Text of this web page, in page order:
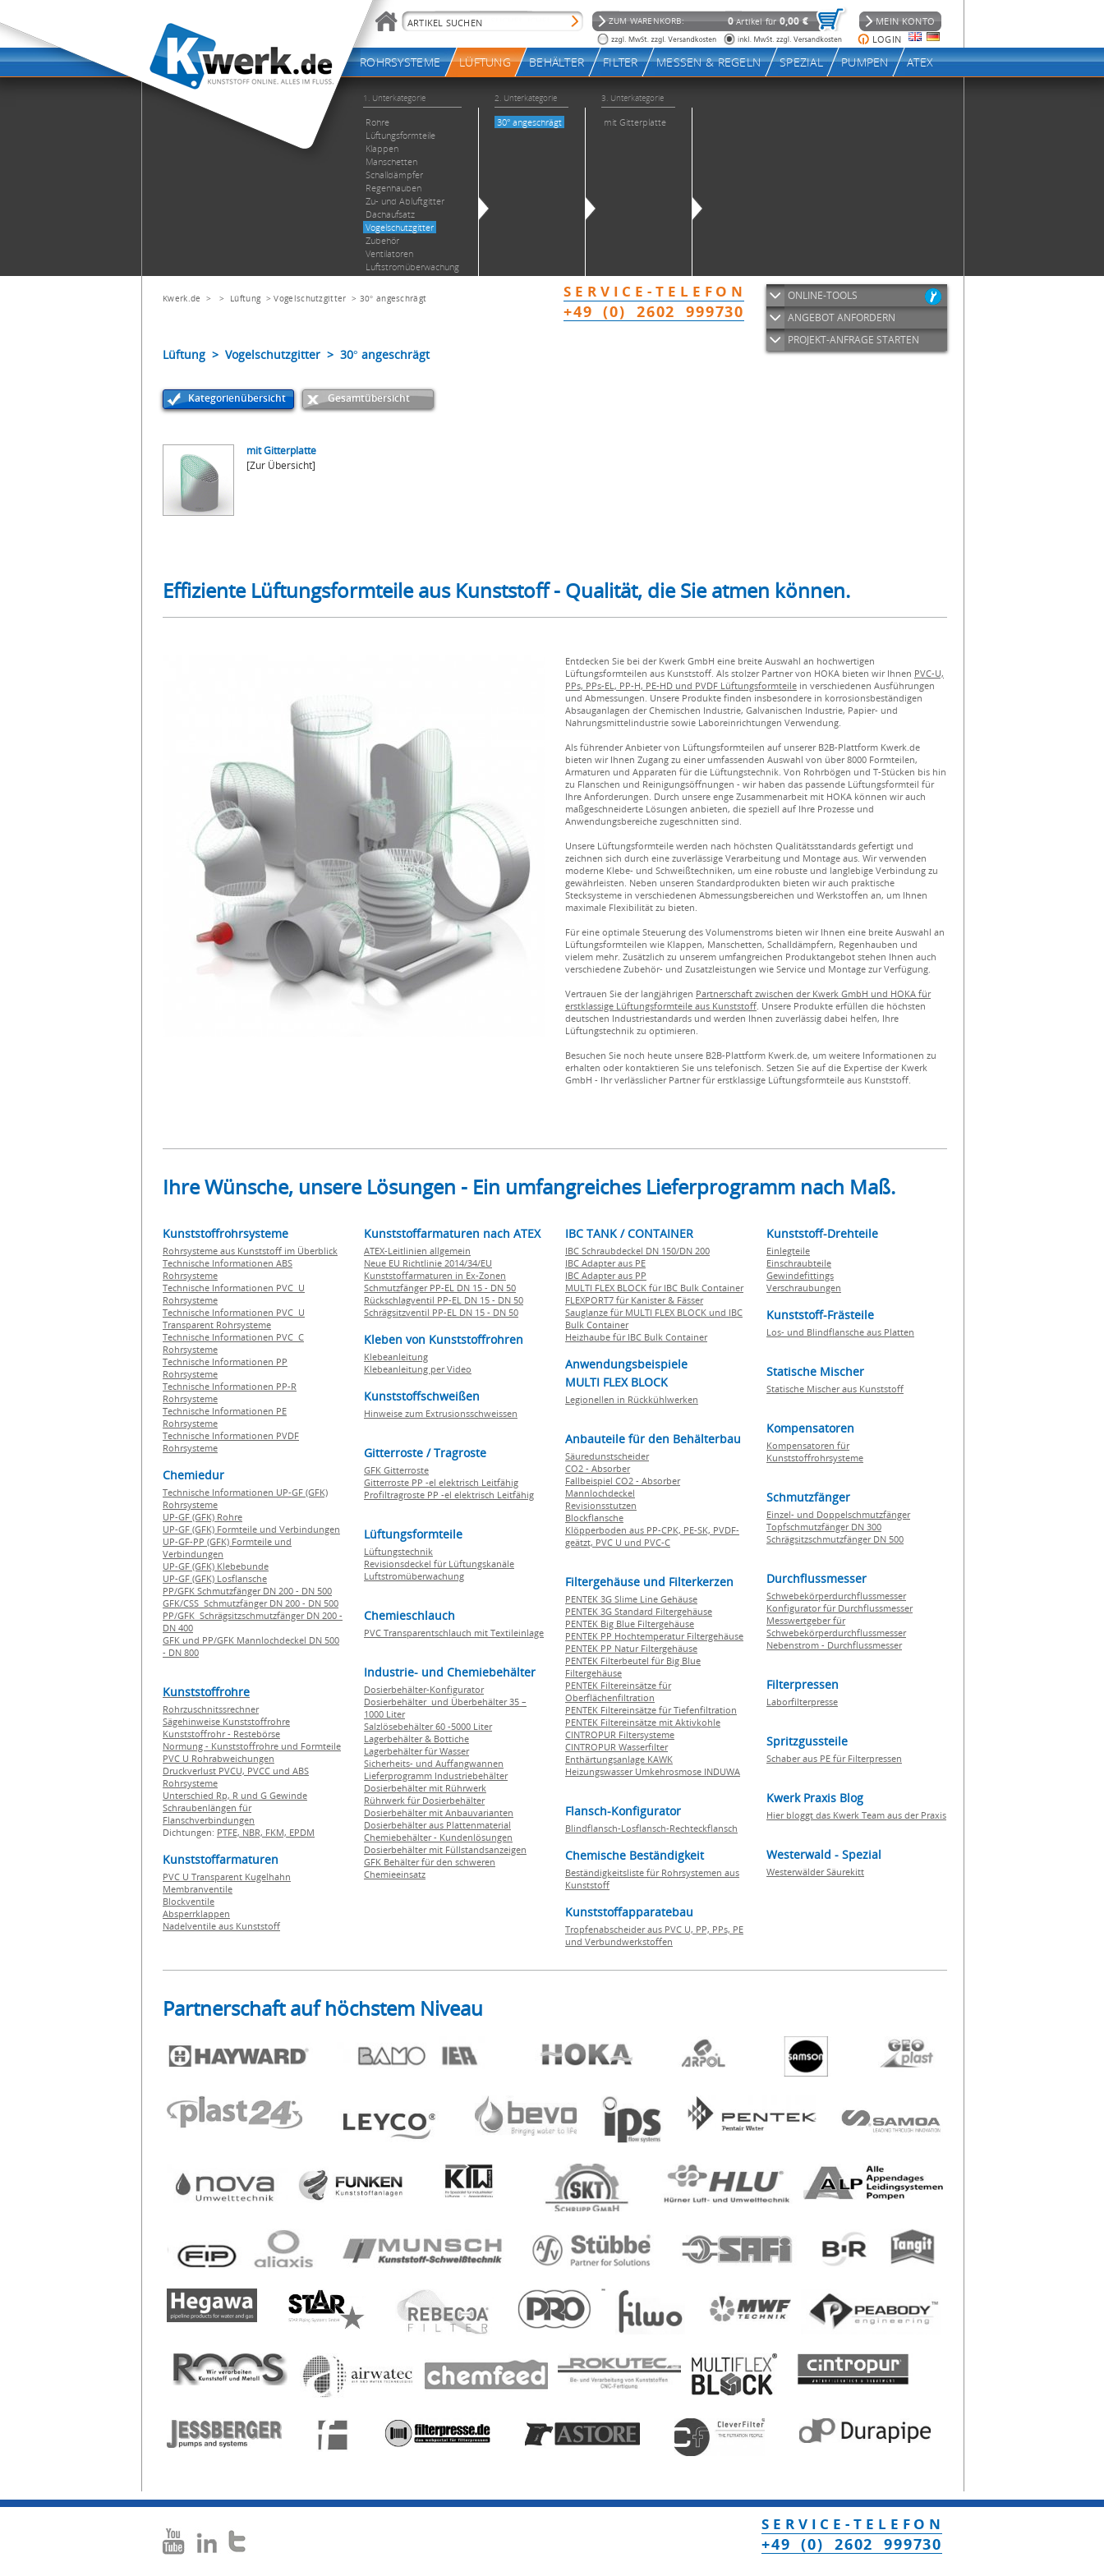
Kwerk.de > > Lüftung>Vogelschutzgitter > 30° angeschrägt
Lüftung > Vogelschutzgitter > 30° angeschrägt
Kategorienübersicht Gesamtübersicht
mit Gitterplatte
[Zur Übersicht]
Effiziente Lüftungsformteile aus Kunststoff - Qualität, die Sie atmen können.
Entdecken Sie bei der Kwerk GmbH eine breite Auswahl an hochwertigen
Lüftungsformteilen aus Kunststoff. Als stolzer Partner von HOKA bieten wir Ihnen PVC-U,
PPs, PPs-EL, PP-H, PE-HD und PVDF Lüftungsformteile in verschiedenen Ausführungen
und Abmessungen. Unsere Produkte finden insbesondere in korrosionsbeständigen
Absauganlagen der Chemischen Industrie, Galvanischen Industrie, Papier- und
Nahrungsmittelindustrie sowie Laboreinrichtungen Verwendung.
Als führender Anbieter von Lüftungsformteilen auf unserer B2B-Plattform Kwerk.de
bieten wir Ihnen Zugang zu einer umfassenden Auswahl von über 8000 Formteilen,
Armaturen und Apparaten für die Lüftungstechnik. Von Rohrbögen und T-Stücken bis hin
zu Flanschen und Reinigungsöffnungen - wir haben das passende Lüftungsformteil für
Ihre Anforderungen. Durch unsere enge Zusammenarbeit mit HOKA können wir auch
maßgeschneiderte Lösungen anbieten, die speziell auf Ihre Prozesse und
Anwendungsbereiche zugeschnitten sind.
Unsere Lüftungsformteile werden nach höchsten Qualitätsstandards gefertigt und
zeichnen sich durch eine zuverlässige Verarbeitung und Montage aus. Wir verwenden
moderne Klebe- und Schweißtechniken, um eine robuste und langlebige Verbindung zu
gewährleisten. Neben unseren Standardprodukten bieten wir auch praktische
Stecksysteme in verschiedenen Abmessungsbereichen und Werkstoffen an, um Ihnen
maximale Flexibilität zu bieten.
Für eine optimale Steuerung des Volumenstroms bieten wir Ihnen eine breite Auswahl an
Lüftungsformteilen wie Klappen, Manschetten, Schalldämpfern, Regenhauben und
vielem mehr. Zusätzlich zu unserem umfangreichen Produktangebot stehen Ihnen auch
verschiedene Zubehör- und Zusatzleistungen wie Service und Montage zur Verfügung.
Vertrauen Sie der langjährigen Partnerschaft zwischen der Kwerk GmbH und HOKA für
erstklassige Lüftungsformteile aus Kunststoff. Unsere Produkte erfüllen die höchsten
deutschen Industriestandards und werden Ihnen zuverlässig dabei helfen, Ihre
Lüftungstechnik zu optimieren.
Besuchen Sie noch heute unsere B2B-Plattform Kwerk.de, um weitere Informationen zu
erhalten oder kontaktieren Sie uns telefonisch. Setzen Sie auf die Expertise der Kwerk
GmbH - Ihr verlässlicher Partner für erstklassige Lüftungsformteile aus Kunststoff.
Ihre Wünsche, unsere Lösungen - Ein umfangreiches Lieferprogramm nach Maß.
Kunststoffrohrsysteme
Rohrsysteme aus Kunststoff im Überblick
Technische Informationen ABS
Rohrsysteme
Technische Informationen PVC U
Rohrsysteme
Technische Informationen PVC U
Transparent Rohrsysteme
Technische Informationen PVC C
Rohrsysteme
Technische Informationen PP
Rohrsysteme
Technische Informationen PP-R
Rohrsysteme
Technische Informationen PE
Rohrsysteme
Technische Informationen PVDF
Rohrsysteme
Chemiedur
Technische Informationen UP-GF (GFK)
Rohrsysteme
UP-GF (GFK) Rohre
UP-GF (GFK) Formteile und Verbindungen
UP-GF-PP (GFK) Formteile und
Verbindungen
UP-GF (GFK) Klebebunde
UP-GF (GFK) Losflansche
PP/GFK Schmutzfänger DN 200 - DN 500
GFK/CSS Schmutzfänger DN 200 - DN 500
PP/GFK Schrägsitzschmutzfänger DN 200 -
DN 400
GFK und PP/GFK Mannlochdeckel DN 500
- DN 800
Kunststoffrohre
Rohrzuschnitssrechner
Sägehinweise Kunststoffrohre
Kunststoffrohr - Restebörse
Normung - Kunststoffrohre und Formteile
PVC U Rohrabweichungen
Druckverlust PVCU, PVCC und ABS
Rohrsysteme
Unterschied Rp, R und G Gewinde
Schraubenlängen für
Flanschverbindungen
Dichtungen: PTFE, NBR, FKM, EPDM
Kunststoffarmaturen
PVC U Transparent Kugelhahn
Membranventile
Blockventile
Absperrklappen
Nadelventile aus Kunststoff
Kunststoffarmaturen nach ATEX
ATEX-Leitlinien allgemein
Neue EU Richtlinie 2014/34/EU
Kunststoffarmaturen in Ex-Zonen
Schmutzfänger PP-EL DN 15 - DN 50
Rückschlagventil PP-EL DN 15 - DN 50
Schrägsitzventil PP-EL DN 15 - DN 50
Kleben von Kunststoffrohren
Klebeanleitung
Klebeanleitung per Video
Kunststoffschweißen
Hinweise zum Extrusionsschweissen
Gitterroste / Tragroste
GFK Gitterroste
Gitterroste PP -el elektrisch Leitfähig
Profiltragroste PP -el elektrisch Leitfähig
Lüftungsformteile
Lüftungstechnik
Revisionsdeckel für Lüftungskanäle
Luftstromüberwachung
Chemieschlauch
PVC Transparentschlauch mit Textileinlage
Industrie- und Chemiebehälter
Dosierbehälter-Konfigurator
Dosierbehälter und Überbehälter 35 –
1000 Liter
Salzlösebehälter 60 -5000 Liter
Lagerbehälter & Bottiche
Lagerbehälter für Wasser
Sicherheits- und Auffangwannen
Lieferprogramm Industriebehälter
Dosierbehälter mit Rührwerk
Rührwerk für Dosierbehälter
Dosierbehälter mit Anbauvarianten
Dosierbehälter aus Plattenmaterial
Chemiebehälter - Kundenlösungen
Dosierbehälter mit Füllstandsanzeigen
GFK Behälter für den schweren
Chemieeinsatz
IBC TANK / CONTAINER
IBC Schraubdeckel DN 150/DN 200
IBC Adapter aus PE
IBC Adapter aus PP
MULTI FLEX BLOCK für IBC Bulk Container
FLEXPORT7 für Kanister & Fässer
Sauglanze für MULTI FLEX BLOCK und IBC
Bulk Container
Heizhaube für IBC Bulk Container
Anwendungsbeispiele
MULTI FLEX BLOCK
Legionellen in Rückkühlwerken
Anbauteile für den Behälterbau
Säuredunstscheider
CO2 - Absorber
Fallbeispiel CO2 - Absorber
Mannlochdeckel
Revisionsstutzen
Blockflansche
Klöpperboden aus PP-CPK, PE-SK, PVDF-
geätzt, PVC U und PVC-C
Filtergehäuse und Filterkerzen
PENTEK 3G Slime Line Gehäuse
PENTEK 3G Standard Filtergehäuse
PENTEK Big Blue Filtergehäuse
PENTEK PP Hochtemperatur Filtergehäuse
PENTEK PP Natur Filtergehäuse
PENTEK Filterbeutel für Big Blue
Filtergehäuse
PENTEK Filtereinsätze für
Oberflächenfiltration
PENTEK Filtereinsätze für Tiefenfiltration
PENTEK Filtereinsätze mit Aktivkohle
CINTROPUR Filtersysteme
CINTROPUR Wasserfilter
Enthärtungsanlage KAWK
Heizungswasser Umkehrosmose INDUWA
Flansch-Konfigurator
Blindflansch-Losflansch-Rechteckflansch
Chemische Beständigkeit
Beständigkeitsliste für Rohrsystemen aus
Kunststoff
Kunststoffapparatebau
Tropfenabscheider aus PVC U, PP, PPs, PE
und Verbundwerkstoffen
Kunststoff-Drehteile
Einlegteile
Einschraubteile
Gewindefittings
Verschraubungen
Kunststoff-Frästeile
Los- und Blindflansche aus Platten
Statische Mischer
Statische Mischer aus Kunststoff
Kompensatoren
Kompensatoren für
Kunststoffrohrsysteme
Schmutzfänger
Einzel- und Doppelschmutzfänger
Topfschmutzfänger DN 300
Schrägsitzschmutzfänger DN 500
Durchflussmesser
Schwebekörperdurchflussmesser
Konfigurator für Durchflussmesser
Messwertgeber für
Schwebekörperdurchflussmesser
Nebenstrom - Durchflussmesser
Filterpressen
Laborfilterpresse
Spritzgussteile
Schaber aus PE für Filterpressen
Kwerk Praxis Blog
Hier bloggt das Kwerk Team aus der Praxis
Westerwald - Spezial
Westerwälder Säurekitt
Partnerschaft auf höchstem Niveau
ONLINE-TOOLS
ANGEBOT ANFORDERN
PROJEKT-ANFRAGE STARTEN